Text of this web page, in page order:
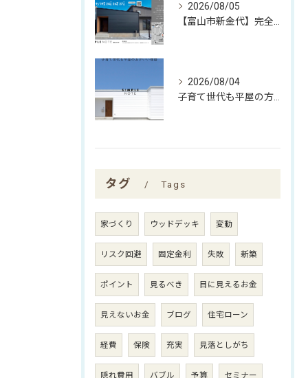
2026/08/05
2026/08/04
タグ Tags
家づくり ウッドデッキ 変動
リスク回避 固定金利 失敗 新築
ポイント 見るべき 目に見えるお金
見えないお金 ブログ 住宅ローン
経費 保険 充実 見落としがち
隠れ費用 バブル 予算 セミナー